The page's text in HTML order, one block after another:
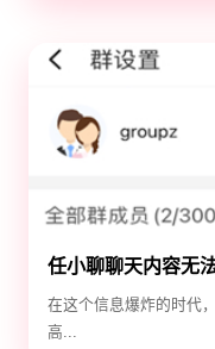
任小聊聊天内容无
在这个信息爆炸的时代
高...